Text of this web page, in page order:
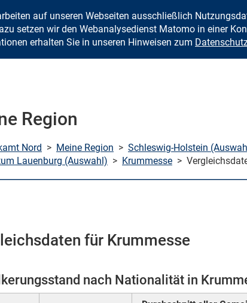
Zum Inhalt springen
auf unseren Webseiten ausschließlich
setzen wir den Webanalysedienst Matomo in einer
erhalten Sie in unseren Hinweisen zum
Region
Nord > Meine Region > Schleswig-Holstein
Lauenburg (Auswahl) > Krummesse >
für Krummesse
nach Nationalität in